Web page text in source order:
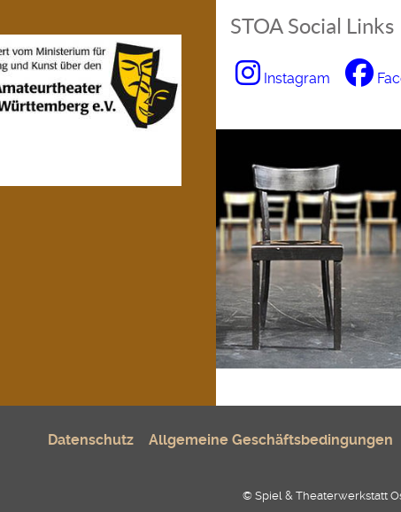
STOA Social Links
Instagram
Datenschutz Allgemeine Geschäftsbedingungen
© Spiel & Theaterwerkstatt